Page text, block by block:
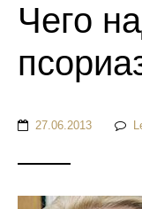
Чего
27.06.2013